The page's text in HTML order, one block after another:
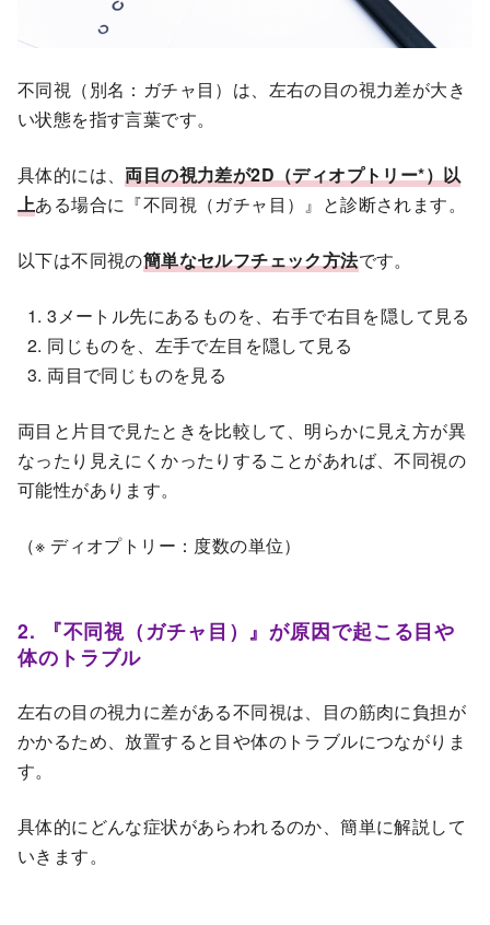
不同視（別名：ガチャ目）は、左右の目の視力差が大き
い状態を指す言葉です。
具体的には、両目の視力差が2D（ディオプトリー*）以
上ある場合に『不同視（ガチャ目）』と診断されます。
以下は不同視の簡単なセルフチェック方法です。
3メートル先にあるものを、右手で右目を隠して見る
同じものを、左手で左目を隠して見る
両目で同じものを見る
両目と片目で見たときを比較して、明らかに見え方が異
なったり見えにくかったりすることがあれば、不同視の
可能性があります。
（※ ディオプトリー：度数の単位）
2. 『不同視（ガチャ目）』が原因で起こる目や
体のトラブル
左右の目の視力に差がある不同視は、目の筋肉に負担が
かかるため、放置すると目や体のトラブルにつながりま
す。
具体的にどんな症状があらわれるのか、簡単に解説して
いきます。